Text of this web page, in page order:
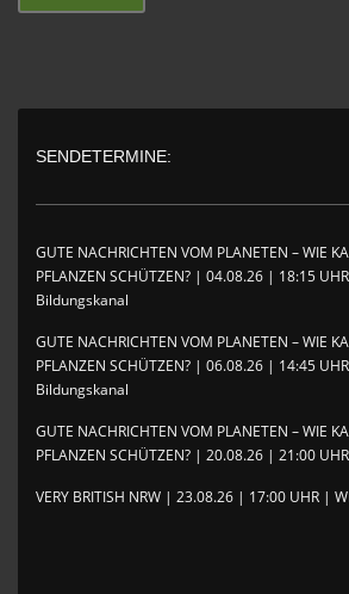
SENDETERMINE:
GUTE NACHRICHTEN VOM PLANETEN – WIE
PFLANZEN SCHÜTZEN? | 04.08.26 | 18:15
Bildungskanal
GUTE NACHRICHTEN VOM PLANETEN – WIE
PFLANZEN SCHÜTZEN? | 06.08.26 | 14:45
Bildungskanal
GUTE NACHRICHTEN VOM PLANETEN – WIE
PFLANZEN SCHÜTZEN? | 20.08.26 | 21:00
VERY BRITISH NRW | 23.08.26 | 17:00 UHR |